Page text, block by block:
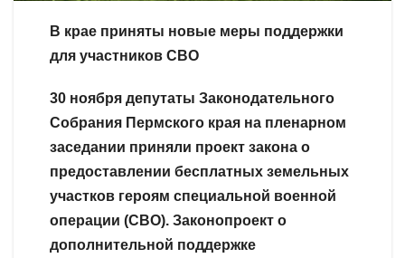
В крае приняты новые меры поддержки
для участников СВО
30 ноября депутаты Законодательного
Собрания Пермского края на пленарном
заседании приняли проект закона о
предоставлении бесплатных земельных
участков героям специальной военной
операции (СВО). Законопроект о
дополнительной поддержке